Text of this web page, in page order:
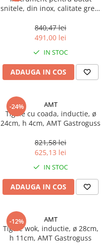
snitele, din inox, calitate grea,
840,47 lei
491,00 lei
IN STOC
ADAUGA IN COS
-24% AMT
Tigaie cu coada, inductie, ø
24cm, h 4cm, AMT Gastroguss
821,58 lei
625,13 lei
IN STOC
ADAUGA IN COS
-12% AMT
Tigaie wok, inductie, ø 28cm,
h 11cm, AMT Gastroguss